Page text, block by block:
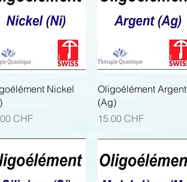
Aperçu rapide
Nickel
CHF
Aperçu rapide
Oligoélément Argent
(Ag)
Prix
15.00 CHF